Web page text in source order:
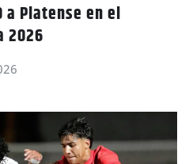
a Platense en el
2026